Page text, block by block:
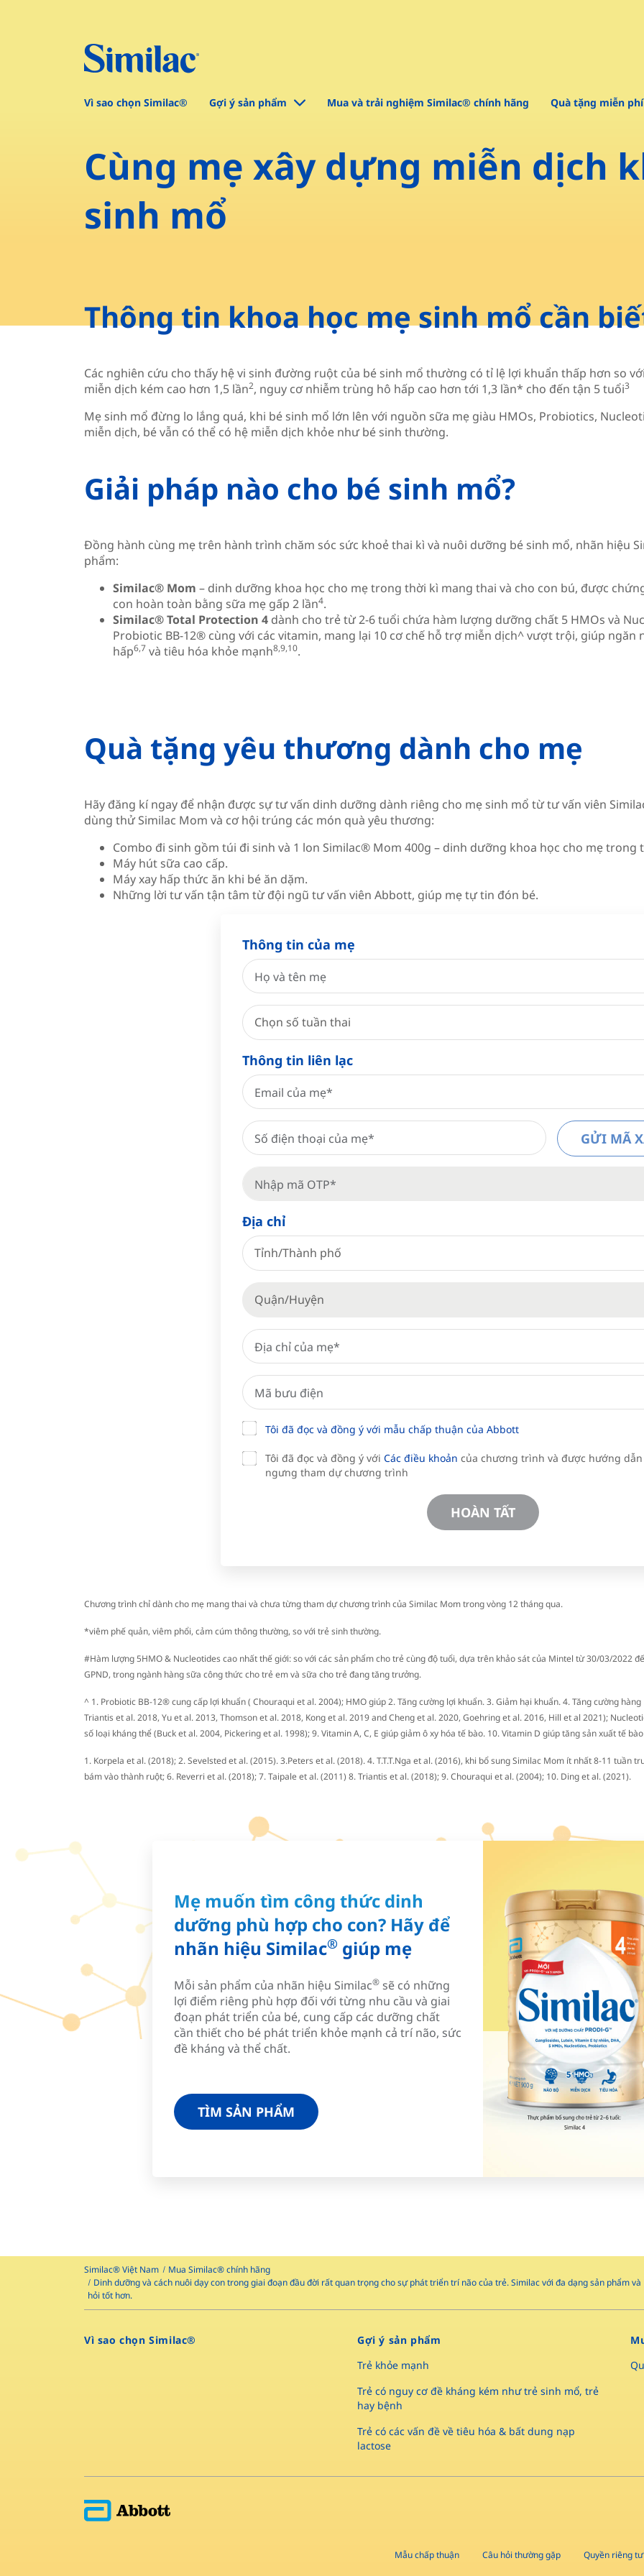
Vì sao chọn Similac® Gợi ý sản phẩm Mua và trải nghiệm Similac® chính hãng Quà tặng miễn phí
Cùng mẹ xây dựng miễn dịch
sinh mổ
Thông tin khoa học mẹ sinh mổ cần
Các nghiên cứu cho thấy hệ vi sinh đường ruột của bé sinh mổ thường có tỉ lệ lợi khuẩn thấp hơn so
miễn dịch kém cao hơn 1,5 lần2, nguy cơ nhiễm trùng hô hấp cao hơn tới 1,3 lần* cho đến tận 5 tuổi3
Mẹ sinh mổ đừng lo lắng quá, khi bé sinh mổ lớn lên với nguồn sữa mẹ giàu HMOs, Probiotics,
miễn dịch, bé vẫn có thể có hệ miễn dịch khỏe như bé sinh thường.
Giải pháp nào cho bé sinh mổ?
Đồng hành cùng mẹ trên hành trình chăm sóc sức khoẻ thai kì và nuôi dưỡng bé sinh mổ, nhãn hiệu
phẩm:
Similac® Mom – dinh dưỡng khoa học cho mẹ trong thời kì mang thai và cho con bú, được
con hoàn toàn bằng sữa mẹ gấp 2 lần4.
Similac® Total Protection 4 dành cho trẻ từ 2-6 tuổi chứa hàm lượng dưỡng chất 5 HMOs và
Probiotic BB-12® cùng với các vitamin, mang lại 10 cơ chế hỗ trợ miễn dịch^ vượt trội, giúp ngăn
hấp6,7 và tiêu hóa khỏe mạnh8,9,10.
Quà tặng yêu thương dành cho mẹ
Hãy đăng kí ngay để nhận được sự tư vấn dinh dưỡng dành riêng cho mẹ sinh mổ từ tư vấn viên
dùng thử Similac Mom và cơ hội trúng các món quà yêu thương:
Combo đi sinh gồm túi đi sinh và 1 lon Similac® Mom 400g – dinh dưỡng khoa học cho mẹ
Máy hút sữa cao cấp.
Máy xay hấp thức ăn khi bé ăn dặm.
Những lời tư vấn tận tâm từ đội ngũ tư vấn viên Abbott, giúp mẹ tự tin đón bé.
Thông tin của mẹ
Chọn số tuần thai
Thông tin liên lạc
GỬI MÃ
Địa chỉ
Tỉnh/Thành phố
Quận/Huyện
Tôi đã đọc và đồng ý với mẫu chấp thuận của Abbott
Tôi đã đọc và đồng ý với Các điều khoản của chương trình và được hướng dẫn
ngưng tham dự chương trình
HOÀN TẤT
Chương trình chỉ dành cho mẹ mang thai và chưa từng tham dự chương trình của Similac Mom trong vòng 12 tháng qua.
*viêm phế quản, viêm phổi, cảm cúm thông thường, so với trẻ sinh thường.
#Hàm lượng 5HMO & Nucleotides cao nhất thế giới: so với các sản phẩm cho trẻ cùng độ tuổi, dựa trên khảo sát của Mintel từ 30/03/2022
GPND, trong ngành hàng sữa công thức cho trẻ em và sữa cho trẻ đang tăng trưởng.
^ 1. Probiotic BB-12® cung cấp lợi khuẩn ( Chouraqui et al. 2004); HMO giúp 2. Tăng cường lợi khuẩn. 3. Giảm hại khuẩn. 4. Tăng cường
Triantis et al. 2018, Yu et al. 2013, Thomson et al. 2018, Kong et al. 2019 and Cheng et al. 2020, Goehring et al. 2016, Hill et al 2021);
số loại kháng thể (Buck et al. 2004, Pickering et al. 1998); 9. Vitamin A, C, E giúp giảm ô xy hóa tế bào. 10. Vitamin D giúp tăng sản xuất tế
1. Korpela et al. (2018); 2. Sevelsted et al. (2015). 3.Peters et al. (2018). 4. T.T.T.Nga et al. (2016), khi bổ sung Similac Mom ít nhất 8-11 tuần
bám vào thành ruột; 6. Reverri et al. (2018); 7. Taipale et al. (2011) 8. Triantis et al. (2018); 9. Chouraqui et al. (2004); 10. Ding et al. (2021).
Mẹ muốn tìm công thức dinh
dưỡng phù hợp cho con? Hãy để
nhãn hiệu Similac® giúp mẹ
Mỗi sản phẩm của nhãn hiệu Similac® sẽ có những
lợi điểm riêng phù hợp đối với từng nhu cầu và giai
đoạn phát triển của bé, cung cấp các dưỡng chất
cần thiết cho bé phát triển khỏe mạnh cả trí não, sức
đề kháng và thể chất.
TÌM SẢN PHẨM
Similac® Việt Nam
Mua Similac® chính hãng
Dinh dưỡng và cách nuôi dạy con trong giai đoạn đầu đời rất quan trọng cho sự phát triển trí não của trẻ. Similac với đa dạng sản phẩm
hỏi tốt hơn.
Vì sao chọn Similac®
Gợi ý sản phẩm
Trẻ khỏe mạnh
Trẻ có nguy cơ đề kháng kém như trẻ sinh mổ, trẻ
hay bệnh
Trẻ có các vấn đề về tiêu hóa & bất dung nạp
lactose
Mẫu chấp thuận Câu hỏi thường gặp Quyền riêng tư